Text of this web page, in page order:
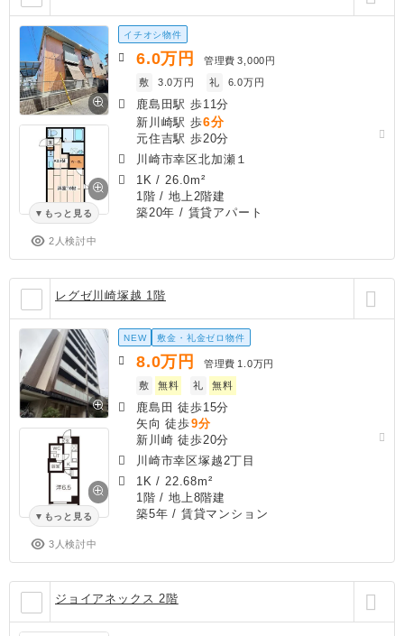
もっと見る
2人検討中
イチオシ物件
6.0万円 管理費 3,000円
敷
3.0万円 礼 6.0万円
鹿島田駅 歩11分
新川崎駅 歩6分
元住吉駅 歩20分
川崎市幸区北加瀬１
1K / 26.0m²
1階 / 地上2階建
築20年 / 賃貸アパート
レグゼ川崎塚越 1階
もっと見る
3人検討中
NEW 敷金・礼金ゼロ物件
8.0万円 管理費 1.0万円
敷
無料 礼 無料
鹿島田 徒歩15分
矢向 徒歩9分
新川崎 徒歩20分
川崎市幸区塚越2丁目
1K / 22.68m²
1階 / 地上8階建
築5年 / 賃貸マンション
ジョイアネックス 2階